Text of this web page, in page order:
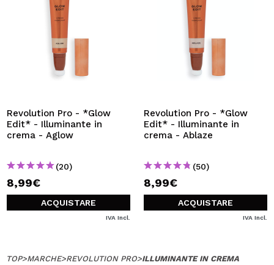
Revolution Pro - *Glow
Edit* - Illuminante in
crema - Aglow
(20)
8,99€
ACQUISTARE
IVA Incl.
Revolution Pro - *Glow
Edit* - Illuminante in
crema - Ablaze
(50)
8,99€
ACQUISTARE
IVA Incl.
TOP>MARCHE>REVOLUTION PRO>ILLUMINANTE IN CREMA